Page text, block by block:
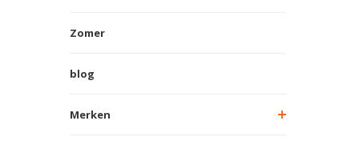
Zomer
blog
Merken